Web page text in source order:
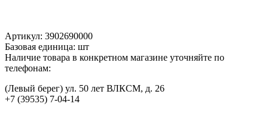
Артикул: 3902690000
Базовая единица: шт
Наличие товара в конкретном магазине уточняйте по
телефонам:
(Левый берег) ул. 50 лет ВЛКСМ, д. 26
+7 (39535) 7-04-14